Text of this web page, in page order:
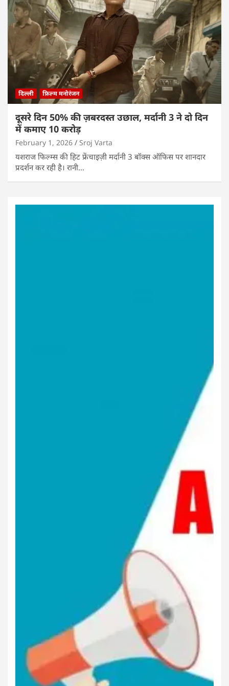
दिल्ली फ़िल्म मनोरंजन
दूसरे दिन 50% की ज़बरदस्त उछाल, मर्दानी 3 ने दो दिन
में कमाए 10 करोड़
February 1, 2026 Sroj Varta
यशराज फिल्म्स की हिट फ्रेंचाइज़ी मर्दानी 3 बॉक्स ऑफिस पर शानदार
प्रदर्शन कर रही है। रानी…